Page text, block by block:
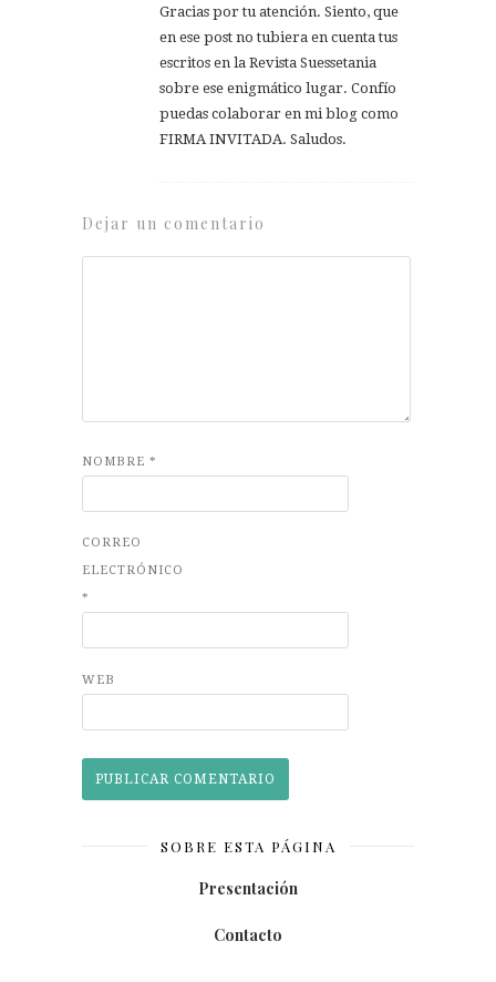
Gracias por tu atención. Siento, que
en ese post no tubiera en cuenta tus
escritos en la Revista Suessetania
sobre ese enigmático lugar. Confío
puedas colaborar en mi blog como
FIRMA INVITADA. Saludos.
Dejar un comentario
NOMBRE *
CORREO
ELECTRÓNICO
*
WEB
SOBRE ESTA PÁGINA
Presentación
Contacto